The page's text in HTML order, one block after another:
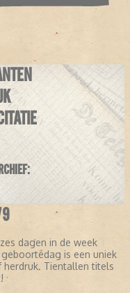
dagen in de week
is een uniek
herdruk. Tientallen titels